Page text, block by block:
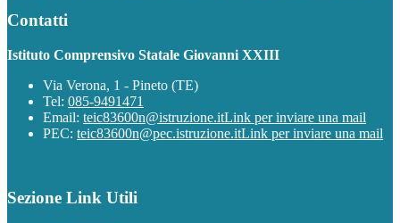
Contatti
Istituto Comprensivo Statale Giovanni XXIII
Via Verona, 1 - Pineto (TE)
Tel: 085-9491471
Email: teic83600n@istruzione.itLink per inviare una mail
PEC: teic83600n@pec.istruzione.itLink per inviare una mail
Sezione Link Utili